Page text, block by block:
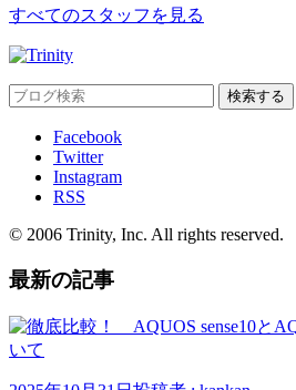
すべてのスタッフを見る
Facebook
Twitter
Instagram
RSS
© 2006 Trinity, Inc. All rights reserved.
最新の記事